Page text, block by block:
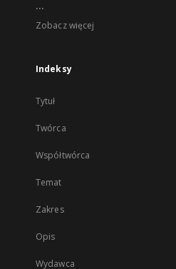
...
Zobacz więcej
Indeksy
Tytuł
Twórca
Współtwórca
Temat
Zakres
Opis
Wydawca